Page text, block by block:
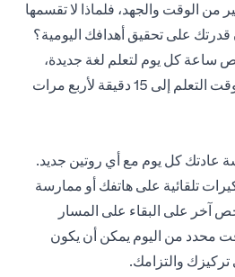
من الوقت والجهد، فلماذا لا تقسمها
على تحقيق أهدافك اليومية؟
ساعة كل يوم لتعلم لغة جديدة،
فمن الأفضل لك أن تقسم وقت التعلم إلى 15 دقيقة لأربع مرات
عادتك كل يوم مع أي روتين جديد.
تلقائية على هاتفك أو ممارسة
آخر على البقاء على المسار
محدد من اليوم يمكن أن يكون
والتزامك.